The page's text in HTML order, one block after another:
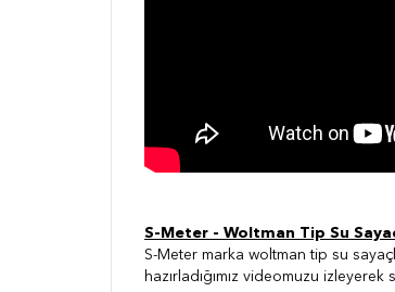
S-Meter - Woltman Tip Su
S-Meter marka woltman tip su
hazırladığımız videomuzu